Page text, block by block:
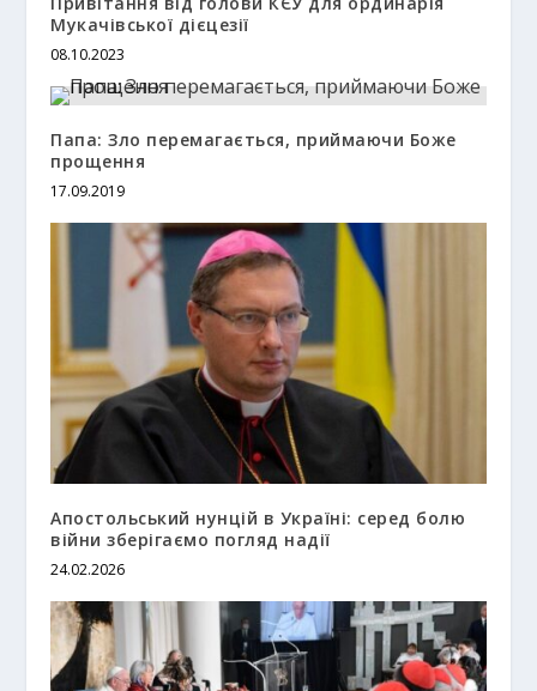
Мукачівської дієцезії
08.10.2023
Папа: Зло перемагається, приймаючи Боже
прощення
17.09.2019
Апостольський нунцій в Україні: серед болю
війни зберігаємо погляд надії
24.02.2026